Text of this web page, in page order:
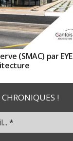
(SMAC) par EYE
!